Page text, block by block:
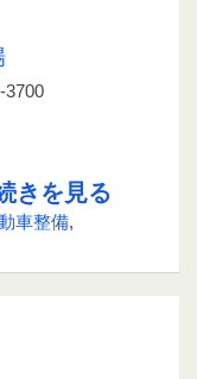
3700
きを見る
車整備,